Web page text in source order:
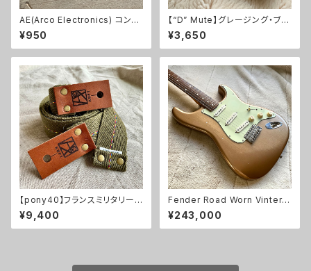
AE(Arco Electronics) コンデ
ンサ 1個【0.01uF/100V以下/セ
ラミックコンデンサ/60年代ビン
テージ】
¥950
【“D” Mute】グレージング・ブラ
ックレザー【ギター用ミュートベ
ルト】
¥3,650
【pony40】フランスミリタリー＊
ブラウンレザー＊アンティーク金
具【ピン径8mm/フランス軍放出
素材のギターストラップ/pfrmbr
¥9,400
Fender Road Worn Vintera
60’s Stratocaster 工房Path
<FULL-TUNE> MOD.【委託中
古品】
¥243,000